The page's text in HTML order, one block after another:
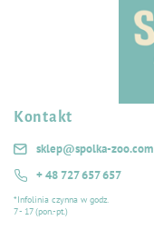
Kontakt
sklep@spolka-zoo.com
+ 48 727 657 657
*Infolinia czynna w godz.
7 - 17 (pon.-pt.)